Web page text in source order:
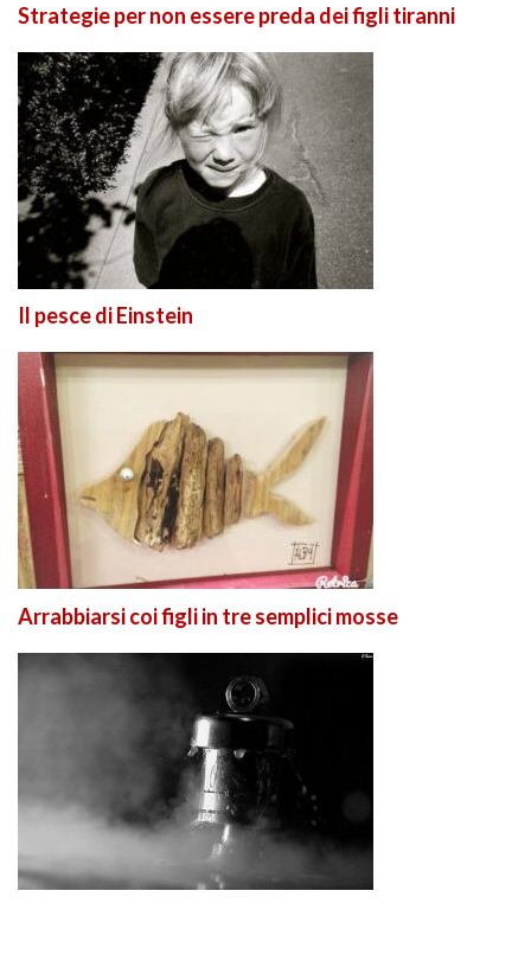
Strategie per non essere preda dei figli tiranni
Il pesce di Einstein
Arrabbiarsi coi figli in tre semplici mosse